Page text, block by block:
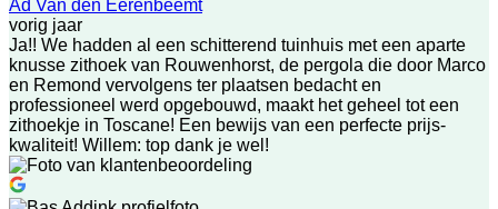
Ad Van den Eerenbeemt
vorig jaar
Ja!! We hadden al een schitterend tuinhuis met een aparte
knusse zithoek van Rouwenhorst, de pergola die door Marco
en Remond vervolgens ter plaatsen bedacht en
professioneel werd opgebouwd, maakt het geheel tot een
zithoekje in Toscane! Een bewijs van een perfecte prijs-
kwaliteit! Willem: top dank je wel!